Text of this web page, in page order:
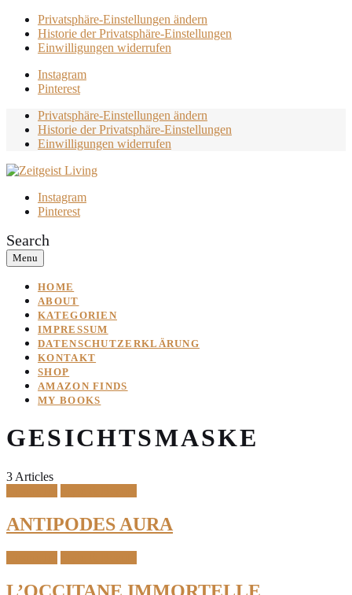
Privatsphäre-Einstellungen ändern
Historie der Privatsphäre-Einstellungen
Einwilligungen widerrufen
Instagram
Pinterest
Privatsphäre-Einstellungen ändern
Historie der Privatsphäre-Einstellungen
Einwilligungen widerrufen
Instagram
Pinterest
Search
Menu
HOME
ABOUT
KATEGORIEN
IMPRESSUM
DATENSCHUTZERKLÄRUNG
KONTAKT
SHOP
AMAZON FINDS
MY BOOKS
GESICHTSMASKE
3 Articles
ANTIPODES AURA
L’OCCITANE IMMORTELLE